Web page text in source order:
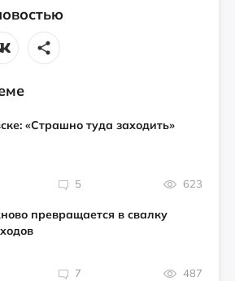
«Страшно туда заходить»
5 623
превращается в свалку
7 487